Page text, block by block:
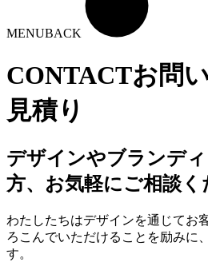
MENUBACK
CONTACTお問
見積り
デザインやブランデ
方、お気軽にご相談く
わたしたちはデザインを通じてお
ろこんでいただけることを励みに
す。